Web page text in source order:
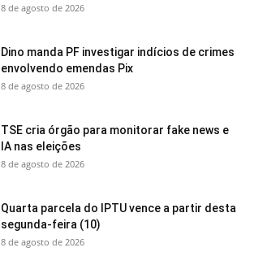
8 de agosto de 2026
Dino manda PF investigar indícios de crimes
envolvendo emendas Pix
8 de agosto de 2026
TSE cria órgão para monitorar fake news e
IA nas eleições
8 de agosto de 2026
Quarta parcela do IPTU vence a partir desta
segunda-feira (10)
8 de agosto de 2026